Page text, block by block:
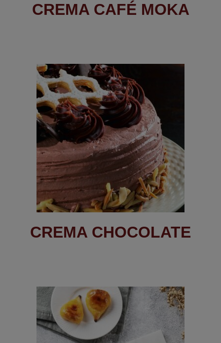
CREMA CAFÉ MOKA
CREMA CHOCOLATE